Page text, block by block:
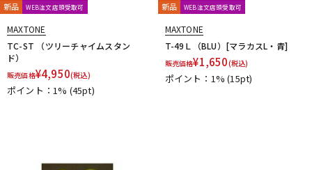
新品 WEB注文店頭受取可
MAXTONE
TC-ST （ツリーチャイムスタン
ド）
販売価格¥4,950(税込)
ポイント：1% (45pt)
新品 WEB注文店頭受取可
MAXTONE
T-49Ｌ（BLU）[マラカスL・青]
販売価格¥1,650(税込)
ポイント：1%(15pt)